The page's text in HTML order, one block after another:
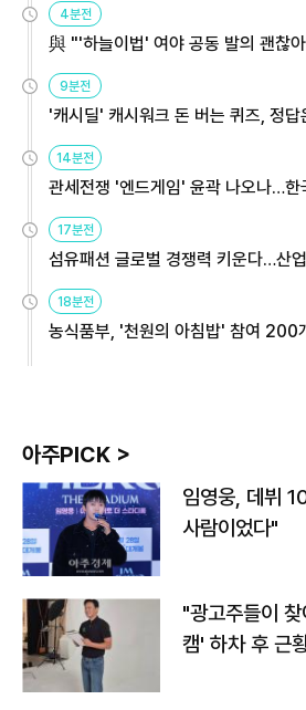
4분전
與 "'하늘이법' 여야 공동 발의 괜찮
9분전
'캐시딜' 캐시워크 돈 버는 퀴즈, 정답
14분전
관세전쟁 '엔드게임' 윤곽 나오나…한
용해야
17분전
섬유패션 글로벌 경쟁력 키운다…산
원
18분전
농식품부, '천원의 아침밥' 참여 200
아주PICK >
임영웅, 데뷔
사람이었다"
"광고주들이
캠' 하차 후 근